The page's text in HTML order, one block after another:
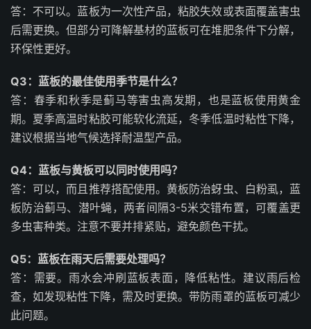
答：不可以。蓝板为一次性产品，粘胶失效或表面覆盖害虫
后需更换。但部分可降解基材的蓝板可在堆肥条件下分解，
环保性更好。
Q3：蓝板的最佳使用季节是什么？
答：春季和秋季是蓟马等害虫高发期，也是蓝板使用黄金
期。夏季高温时粘胶可能软化流延，冬季低温时粘性下降，
建议根据当地气候选择耐温型产品。
Q4：蓝板与黄板可以同时使用吗？
答：可以，而且推荐搭配使用。黄板防治蚜虫、白粉虱，蓝
板防治蓟马、潜叶蝇，两者间隔3-5米交错布置，可覆盖更
多虫害种类。注意不要并排紧贴，避免颜色干扰。
Q5：蓝板在雨天后需要处理吗？
答：需要。雨水会冲刷蓝板表面，降低粘性。建议雨后检
查，如发现粘性下降，需及时更换。带防雨罩的蓝板可减少
此问题。